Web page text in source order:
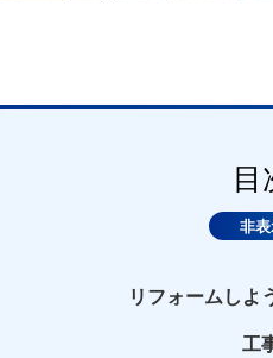
目
リフォームしよ
工